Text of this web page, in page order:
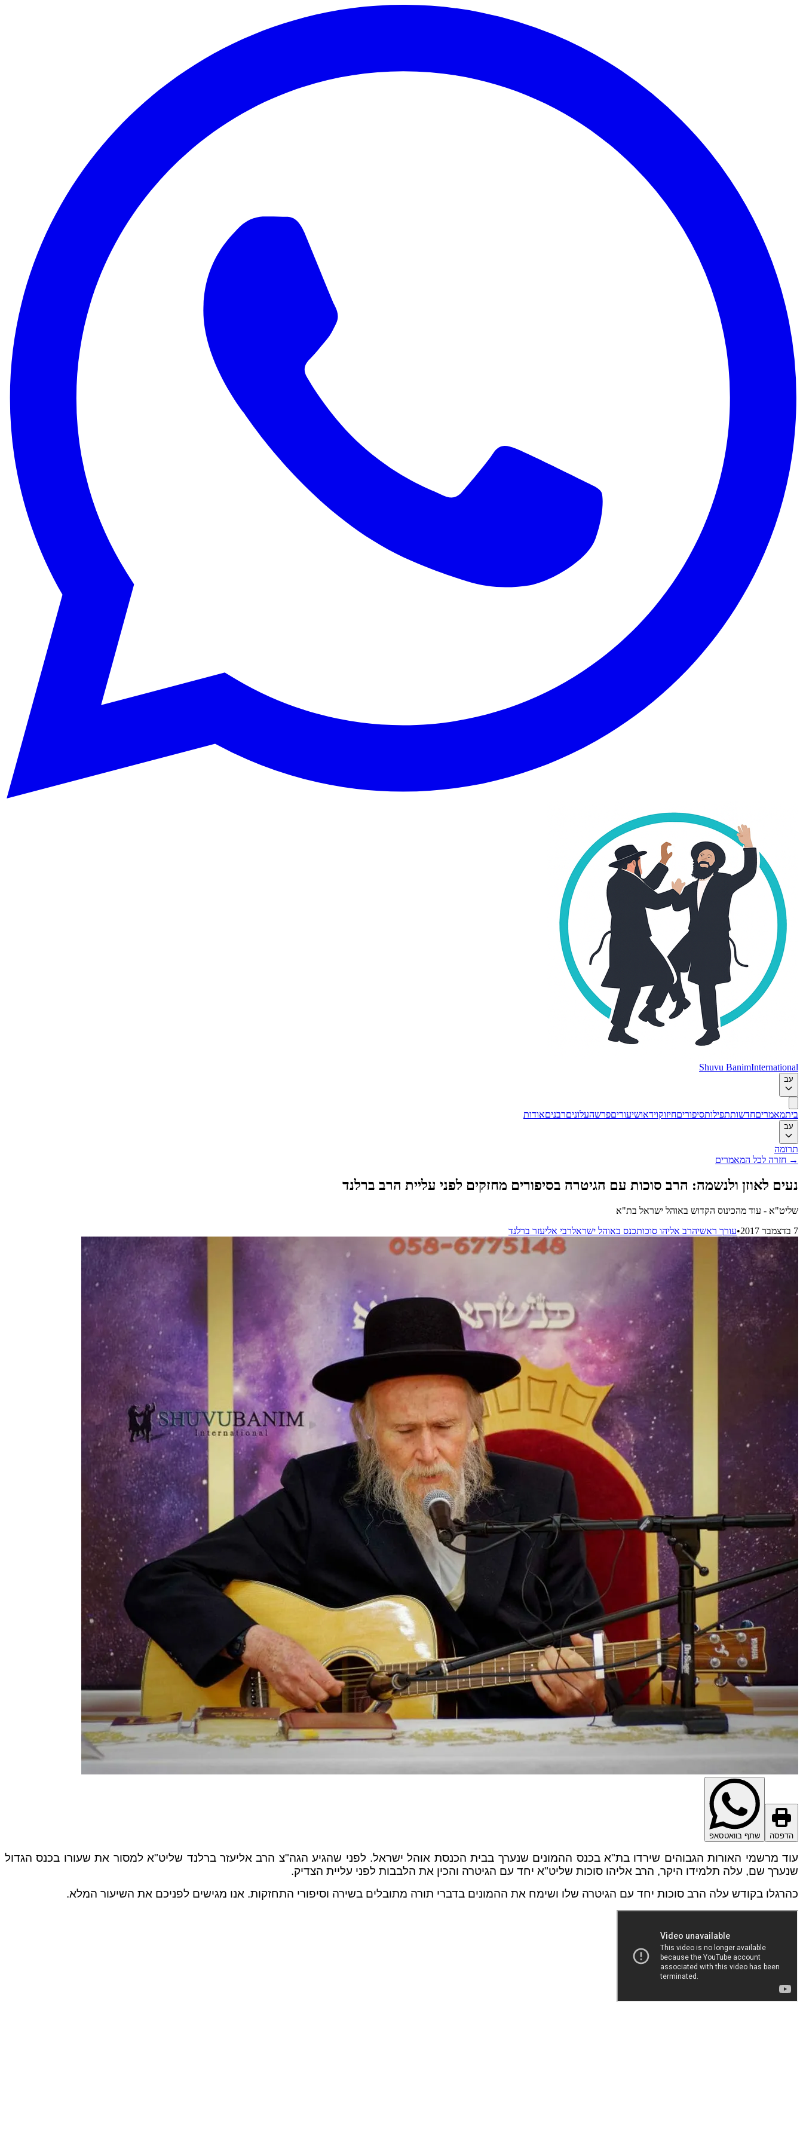
Shuvu BanimInternational
עב
ביתמאמריםחדשותתפילותסיפוריםחיזוקוידאושיעוריםפרשהעלוניםרבניםאודות
עב
תרומה
→ חזרה לכל המאמרים
נעים לאוזן ולנשמה: הרב סוכות עם הגיטרה בסיפורים מחזקים לפני עליית הרב ברלנד
שליט"א - עוד מהכינוס הקדוש באוהל ישראל בת"א
7 בדצמבר 2017
•עורך ראשיהרב אליהו סוכותכנס באוהל ישראלרבי אליעזר ברלנד
הדפסה שתף בוואטסאפ
עוד מרשמי האורות הגבוהים שירדו בת"א בכנס ההמונים שנערך בבית הכנסת אוהל ישראל. לפני שהגיע הגה"צ הרב אליעזר ברלנד שליט"א למסור את שעורו בכנס הגדול
שנערך שם, עלה תלמידו היקר, הרב אליהו סוכות שליט"א יחד עם הגיטרה והכין את הלבבות לפני עליית הצדיק.
כהרגלו בקודש עלה הרב סוכות יחד עם הגיטרה שלו ושימח את ההמונים בדברי תורה מתובלים בשירה וסיפורי התחזקות. אנו מגישים לפניכם את השיעור המלא.